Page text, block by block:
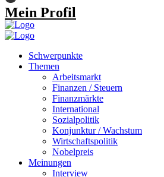
Mein Profil
Schwerpunkte
Themen
Arbeitsmarkt
Finanzen / Steuern
Finanzmärkte
International
Sozialpolitik
Konjunktur / Wachstum
Wirtschaftspolitik
Nobelpreis
Meinungen
Interview